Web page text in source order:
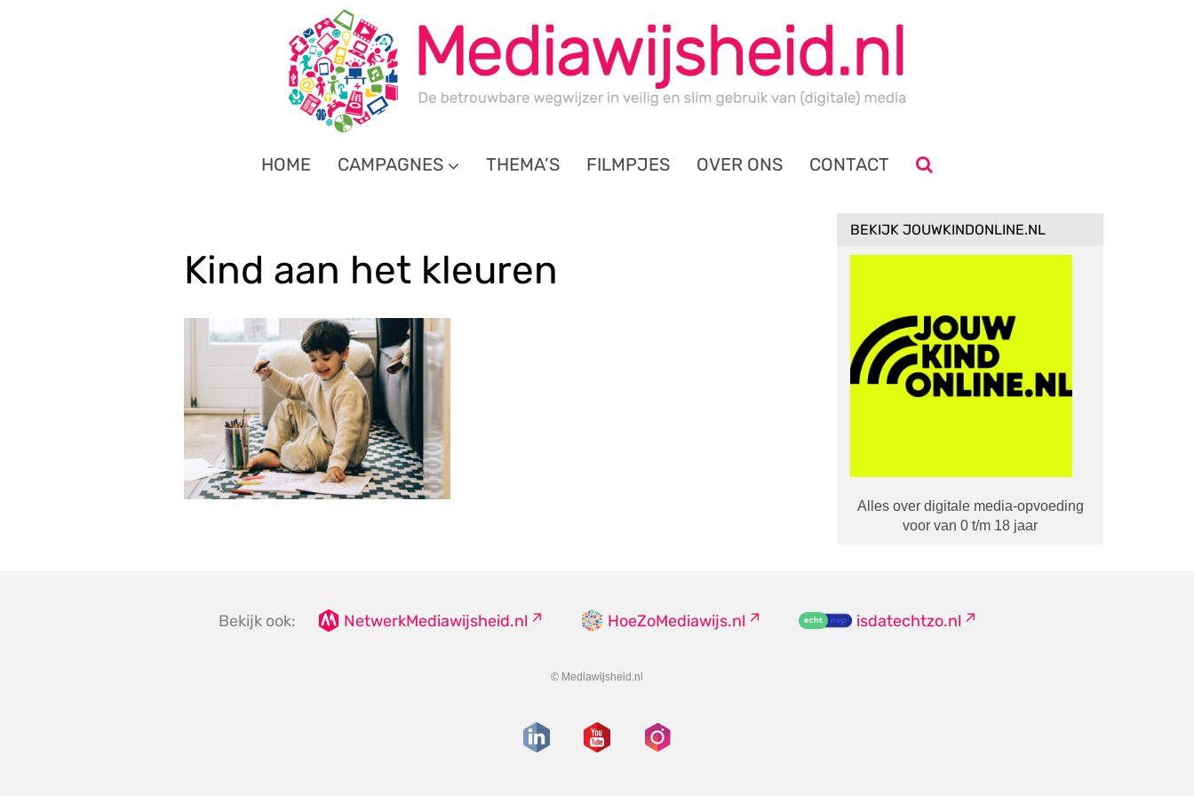
HOME CAMPAGNES THEMA’S FILMPJES OVER ONS CONTACT
Kind aan het kleuren
BEKIJK JOUWKINDONLINE.NL
Alles over digitale media-opvoeding
voor van 0 t/m 18 jaar
Bekijk ook: NetwerkMediawijsheid.nl HoeZoMediawijs.nl isdatechtzo.nl
© Mediawijsheid.nl